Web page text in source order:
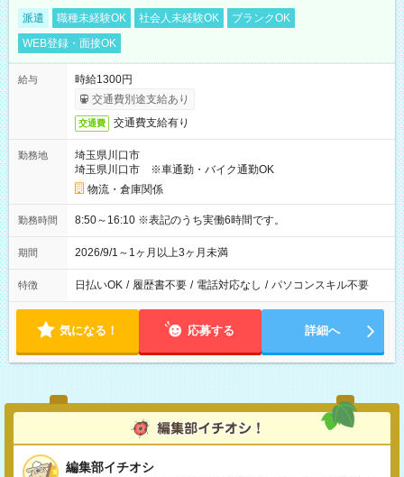
派遣 職種未経験OK 社会人未経験OK
ブランクOK
WEB登録・面接OK
給与
時給1300円
交通費別途支給あり
交通費 交通費支給有り
勤務地
埼玉県川口市
埼玉県川口市 ※車通勤・バイク通勤OK
物流・倉庫関係
勤務時間 8:50～16:10 ※表記のうち実働6時間です。
期間 2026/9/1～1ヶ月以上3ヶ月未満
特徴 日払いOK / 履歴書不要 / 電話対応なし / パソコンスキル不要
気になる！ 応募する 詳細へ
編集部イチオシ